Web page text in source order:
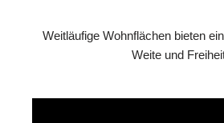
Weitläufige Wohnflächen bieten
Weite und